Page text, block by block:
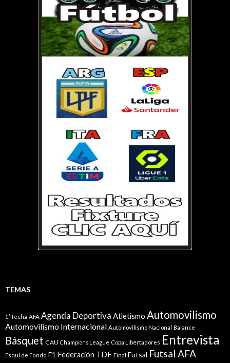
TEMAS
1° fecha AFA Agenda Deportiva Atletismo Automovilismo
Automovilismo Internacional Automovilismo Nacional Balance
Básquet CAU Champions League Copa Libertadores Entrevista
Esquí de Fondo F1 Federación TDF Final Futsal Futsal AFA